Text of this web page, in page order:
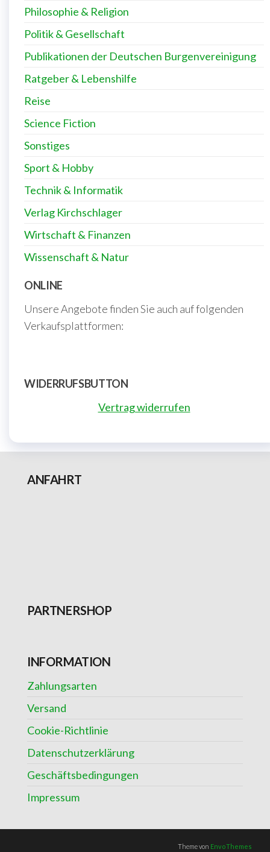
Philosophie & Religion
Politik & Gesellschaft
Publikationen der Deutschen Burgenvereinigung
Ratgeber & Lebenshilfe
Reise
Science Fiction
Sonstiges
Sport & Hobby
Technik & Informatik
Verlag Kirchschlager
Wirtschaft & Finanzen
Wissenschaft & Natur
ONLINE
Unsere Angebote finden Sie auch auf folgenden
Verkaufsplattformen:
WIDERRUFSBUTTON
Vertrag widerrufen
ANFAHRT
PARTNERSHOP
INFORMATION
Zahlungsarten
Versand
Cookie-Richtlinie
Datenschutzerklärung
Geschäftsbedingungen
Impressum
Theme von EnvoThemes